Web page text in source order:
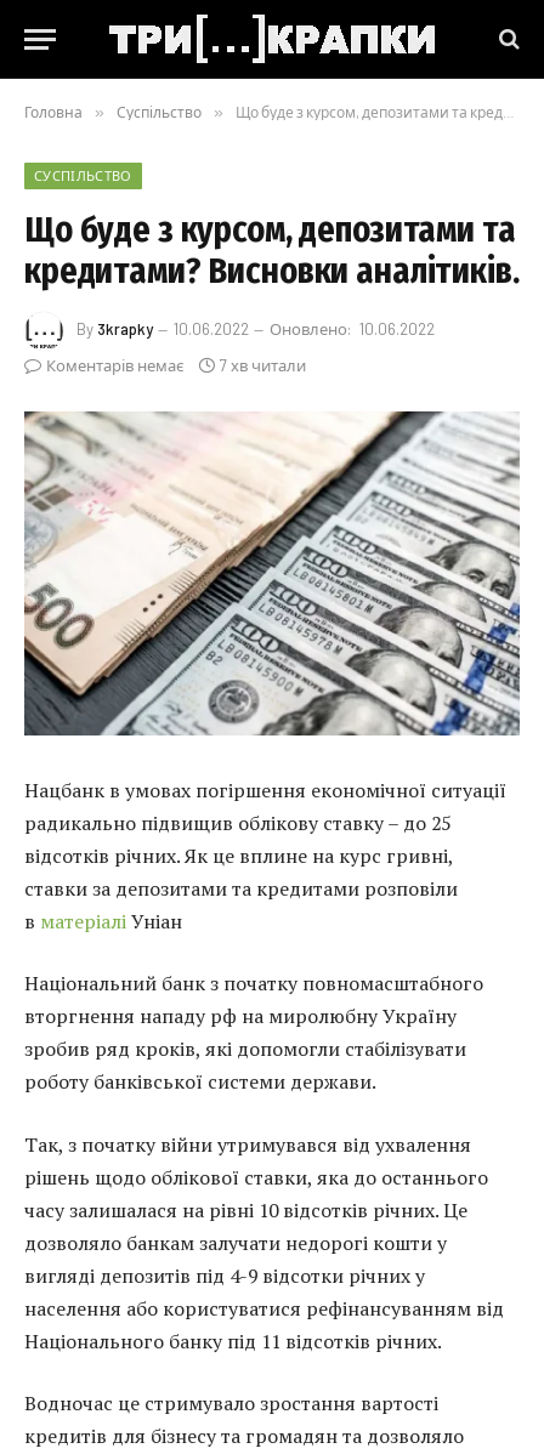
Головна » Суспільство » Що буде з курсом, депозитами та кредитами? Висновки аналітиків.
СУСПІЛЬСТВО
Що буде з курсом, депозитами та
кредитами? Висновки аналітиків.
By 3krapky 10.06.2022 Оновлено: 10.06.2022
Коментарів немає
7 хв читали
Нацбанк в умовах погіршення економічної ситуації
радикально підвищив облікову ставку – до 25
відсотків річних. Як це вплине на курс гривні,
ставки за депозитами та кредитами розповіли
в матеріаліУніан
Національний банк з початку повномасштабного
вторгнення нападу рф на миролюбну Україну
зробив ряд кроків, які допомогли стабілізувати
роботу банківської системи держави.
Так, з початку війни утримувався від ухвалення
рішень щодо облікової ставки, яка до останнього
часу залишалася на рівні 10 відсотків річних. Це
дозволяло банкам залучати недорогі кошти у
вигляді депозитів під 4-9 відсотки річних у
населення або користуватися рефінансуванням від
Національного банку під 11 відсотків річних.
Водночас це стримувало зростання вартості
кредитів для бізнесу та громадян та дозволяло